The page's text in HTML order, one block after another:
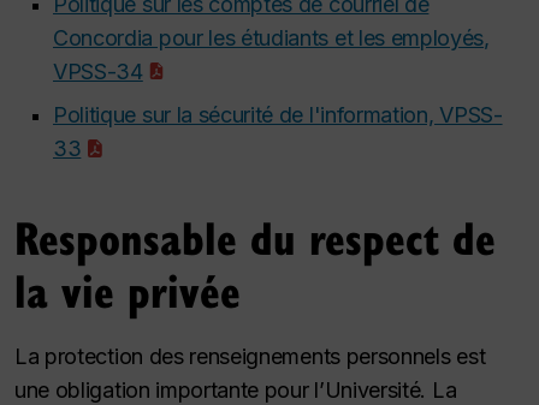
Concordia pour les étudiants et les employés,
VPSS-34
Politique sur la sécurité de l'information, VPSS-
33
Responsable du respect de
la vie privée
La protection des renseignements personnels est
une obligation importante pour l’Université. La